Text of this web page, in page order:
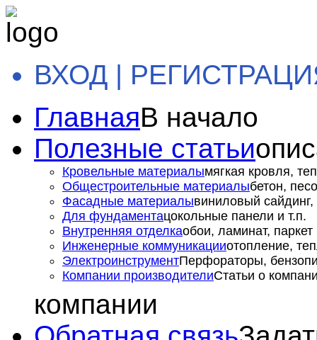
ВХОД |
ГлавнаяВ начало
Полезные статьи
Кровельные материалымягкая кровля,
Общестроительные материалыбетон,
Фасадные материалывиниловый сайдинг,
Для фундаментацокольные панели и т.п.
Внутренняя отделкаобои, ламинат, паркет
Инженерные коммуникацииотопление,
ЭлектроинструментПерфораторы,
Компании производителиСтатьи о
компании